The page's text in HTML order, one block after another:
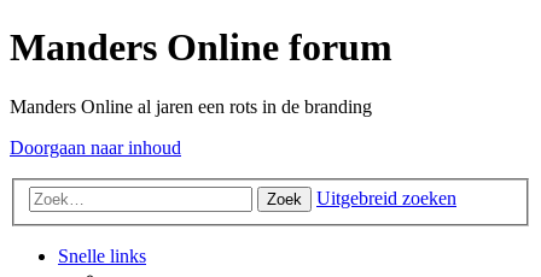
Manders Online forum
Manders Online al jaren een rots in de branding
Doorgaan naar inhoud
Zoek Uitgebreid zoeken
Snelle links